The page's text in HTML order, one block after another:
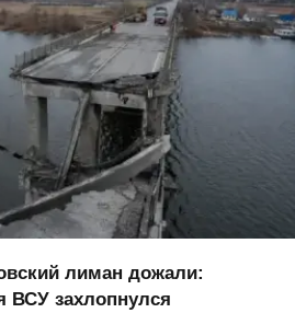
лиман дожали:
ВСУ захлопнулся